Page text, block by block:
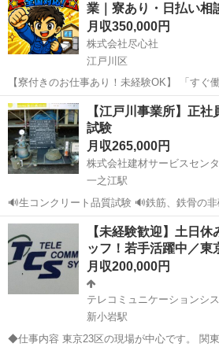
業｜寮あり・日払い相
月収350,000円
株式会社尽心社
江戸川区
【寮付きのお仕事あり！未経験OK】 「すぐ働きたい」 「住む場所も
一緒に探したい」 「給料日までのお金が心配」 そんな方もまずは
談ください！ ◎ 未経験OKのお仕事多
東京 江戸川区 工場 未経験
【江戸川事業所】正
試験
月収265,000円
株式会社建材サービスセン
一之江駅
🔊生コンクリート品質試験 🔊鉄筋、鉄骨の非破壊検査 月
～380,000円 ※試用期間3ヵ月 【勤務地】江戸川事業所 【資格】普通
自動車免許(AT限定可) 【時間】8:30～17:30
東京 江戸川区 一之江駅 その他
【未経験歓迎】土日
ッフ！若手活躍中／東
月収200,000円
テレコミュニケーションシ
新小岩駅
◆仕事内容 東京23区の現場が中心です。 関東